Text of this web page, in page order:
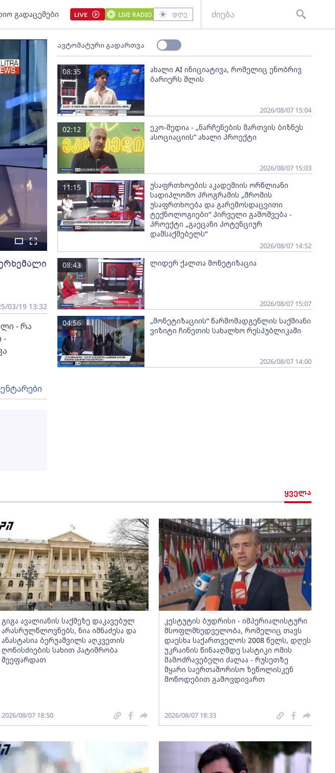
გადაცემები LIVE LIVE RADIO დღე
03/19 13:32
- რა
-
ავტომატური გადართვა
ახალი AI ინიციატივა, რომელიც ენობრივ
ბარიერს შლის
08:35
2026/08/07 15:04
ეკო-მედია - „ნარჩენების მართვის ბიზნეს
ასოციაციის” ახალი პროექტი
02:12
2026/08/07 15:03
უსაფრთხოების აკადემიის ორწლიანი
სადიპლომო პროგრამის „შრომის
უსაფრთხოება და გარემოსდაცვითი
ტექნოლოგიები“ პირველი გამოშვება -
პროექტი „გაეცანი პოტენციურ
დამსაქმებელს“
11:15
2026/08/07 14:52
ლიდერ ქალთა მონეტიზაცია
08:43
2026/08/07 15:07
„მონეტიზაციის“ წარმომადგენლის საქმიანი
ვიზიტი ჩინეთის სახალხო რესპუბლიკაში
04:56
2026/08/07 14:00
ყველა
გიგა ავალიანის საქმეზე დაკავებულ
არასრულწლოვნებს, ნია იმნაძესა და
ანასტასია ბერუაშვილს აღკვეთის
ღონისძიების სახით პატიმრობა
შეეფარდათ
2026/08/07 18:50
კესტუტის ბუდრისი - იმპერიალისტური
მსოფლმხედველობა, რომელიც თავს
დაესხა საქართველოს 2008 წელს, დღეს
უკრაინის წინააღმდე სასტიკი ომის
მამოძრავებელი ძალაა - რუსეთზე
მყარი საერთაშორისო ზეწოლისკენ
მოწოდებით გამოვდივართ
2026/08/07 18:33